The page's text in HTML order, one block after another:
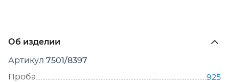
Об изделии
Артикул 7501/8397
Проба
925